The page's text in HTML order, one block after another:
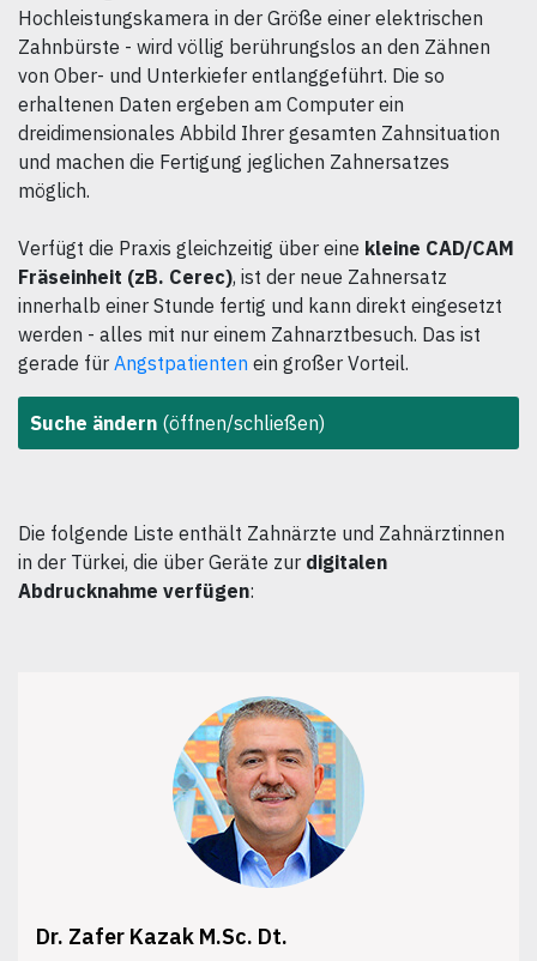
Hochleistungskamera in der Größe einer elektrischen
Zahnbürste - wird völlig berührungslos an den Zähnen
von Ober- und Unterkiefer entlanggeführt. Die so
erhaltenen Daten ergeben am Computer ein
dreidimensionales Abbild Ihrer gesamten Zahnsituation
und machen die Fertigung jeglichen Zahnersatzes
möglich.
Verfügt die Praxis gleichzeitig über eine kleine CAD/CAM
Fräseinheit (zB. Cerec), ist der neue Zahnersatz
innerhalb einer Stunde fertig und kann direkt eingesetzt
werden - alles mit nur einem Zahnarztbesuch. Das ist
gerade für Angstpatienten ein großer Vorteil.
Suche ändern (öffnen/schließen)
Die folgende Liste enthält Zahnärzte und Zahnärztinnen
in der Türkei, die über Geräte zur digitalen
Abdrucknahme verfügen:
Dr. Zafer Kazak M.Sc. Dt.